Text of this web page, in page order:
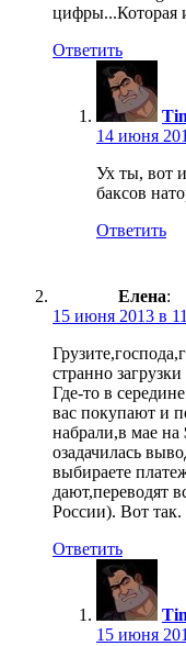
цифры...Которая
Ответить
14 июня
Ух ты, вот
баксов
Ответить
Елена:
15 июня 2013 в
странно
Где-то в
вас покупают и
набрали,в мае
озадачилась
выбираете
дают,переводят
России). Вот так.
Ответить
15 июня